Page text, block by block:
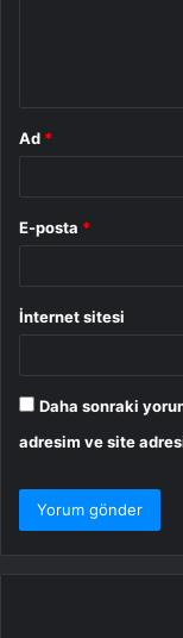
Ad *
E-posta *
İnternet sitesi
Daha sonraki
adresim ve site